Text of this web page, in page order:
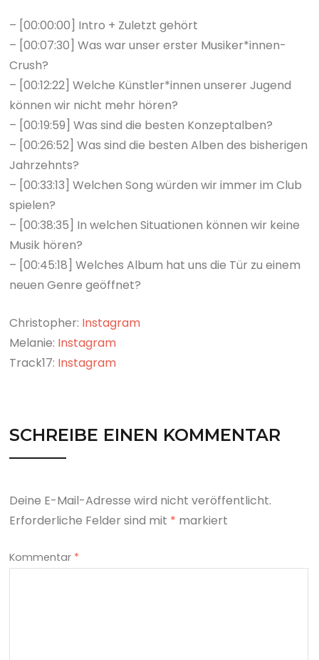
– [00:00:00] Intro + Zuletzt gehört
– [00:07:30] Was war unser erster Musiker*innen-
Crush?
– [00:12:22] Welche Künstler*innen unserer Jugend
können wir nicht mehr hören?
– [00:19:59] Was sind die besten Konzeptalben?
– [00:26:52] Was sind die besten Alben des bisherigen
Jahrzehnts?
– [00:33:13] Welchen Song würden wir immer im Club
spielen?
– [00:38:35] In welchen Situationen können wir keine
Musik hören?
– [00:45:18] Welches Album hat uns die Tür zu einem
neuen Genre geöffnet?
Christopher: Instagram
Melanie: Instagram
Track17: Instagram
SCHREIBE EINEN KOMMENTAR
Deine E-Mail-Adresse wird nicht veröffentlicht.
Erforderliche Felder sind mit * markiert
Kommentar *